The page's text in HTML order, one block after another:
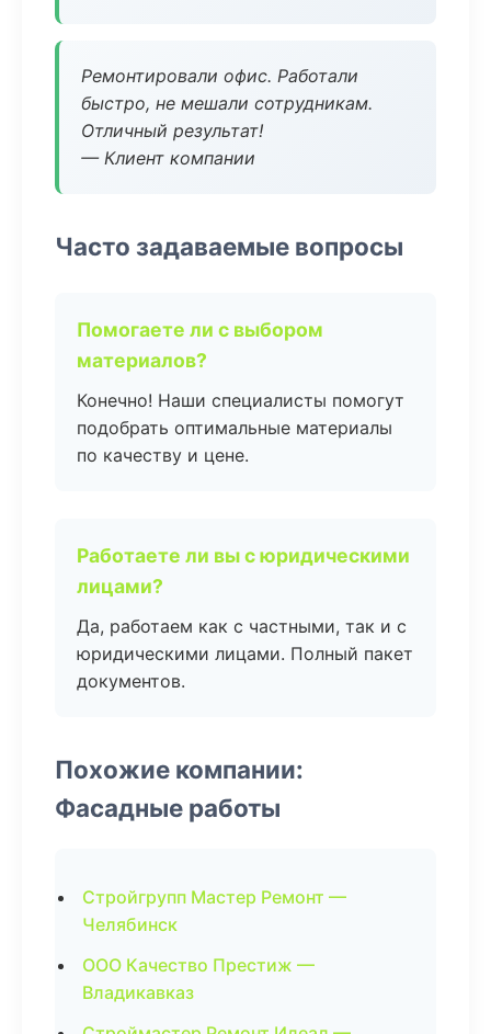
Ремонтировали офис. Работали
быстро, не мешали сотрудникам.
Отличный результат!
— Клиент компании
Часто задаваемые вопросы
Помогаете ли с выбором
материалов?
Конечно! Наши специалисты помогут
подобрать оптимальные материалы
по качеству и цене.
Работаете ли вы с юридическими
лицами?
Да, работаем как с частными, так и с
юридическими лицами. Полный пакет
документов.
Похожие компании:
Фасадные работы
Стройгрупп Мастер Ремонт —
Челябинск
ООО Качество Престиж —
Владикавказ